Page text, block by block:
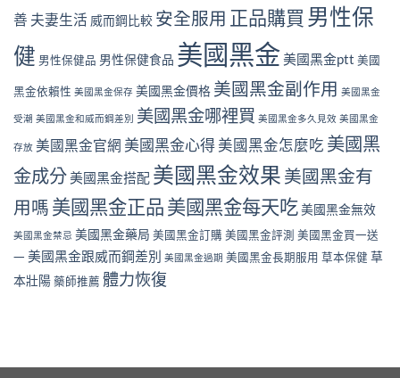
善 夫妻生活 威而鋼比較 安全服用 正品購買 男性保
健 男性保健品 男性保健食品 美國黑金美國黑金ptt 美國
黑金依賴性 美國黑金保存 美國黑金價格 美國黑金副作用 美國黑金
受潮 美國黑金和威而鋼差別 美國黑金哪裡買 美國黑金多久見效 美國黑金
存放 美國黑金官網 美國黑金心得 美國黑金怎麼吃 美國黑
金成分美國黑金搭配 美國黑金效果 美國黑金有
用嗎 美國黑金正品美國黑金每天吃美國黑金無效
美國黑金禁忌 美國黑金藥局 美國黑金訂購 美國黑金評測 美國黑金買一送
一 美國黑金跟威而鋼差別 美國黑金過期 美國黑金長期服用 草本保健 草
本壯陽 藥師推薦 體力恢復